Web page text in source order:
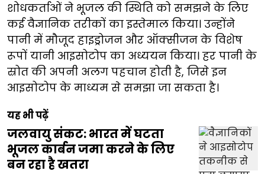
शोधकर्ताओं ने भूजल की स्थिति को समझने के लिए
कई वैज्ञानिक तरीकों का इस्तेमाल किया। उन्होंने
पानी में मौजूद हाइड्रोजन और ऑक्सीजन के विशेष
रूपों यानी आइसोटोप का अध्ययन किया। हर पानी के
स्रोत की अपनी अलग पहचान होती है, जिसे इन
आइसोटोप के माध्यम से समझा जा सकता है।
यह भी पढ़ें
जलवायु संकट: भारत में घटता
भूजल कार्बन जमा करने के लिए
बन रहा है खतरा